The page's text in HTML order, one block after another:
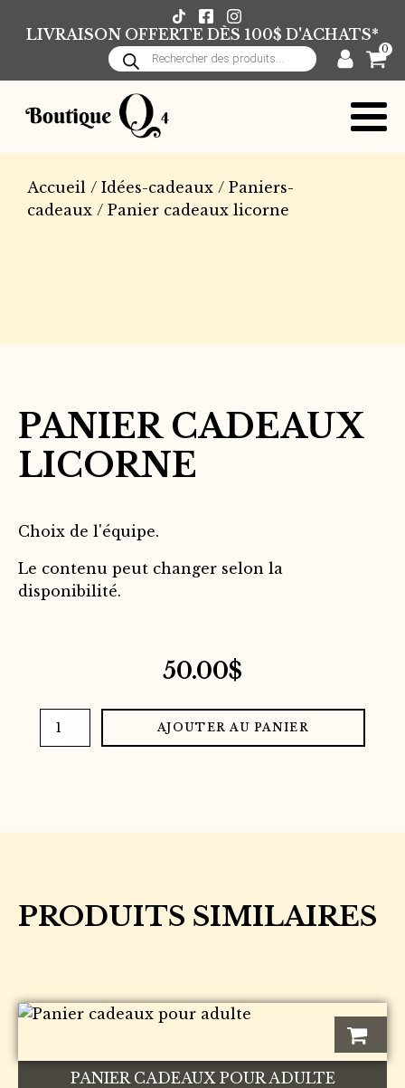
LIVRAISON OFFERTE DÈS 100$ D'ACHATS*
Recherche
de
produits
0
Accueil / Idées-cadeaux / Paniers-
cadeaux / Panier cadeaux licorne
PANIER CADEAUX
LICORNE
Choix de l'équipe.
Le contenu peut changer selon la
disponibilité.
50.00$
quantité
de
AJOUTER AU PANIER
PRODUITS SIMILAIRES
PANIER CADEAUX POUR ADULTE